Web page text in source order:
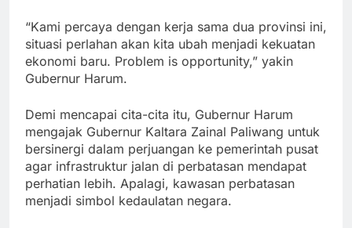
“Kami percaya dengan kerja sama dua provinsi ini,
situasi perlahan akan kita ubah menjadi kekuatan
ekonomi baru. Problem is opportunity,” yakin
Gubernur Harum.
Demi mencapai cita-cita itu, Gubernur Harum
mengajak Gubernur Kaltara Zainal Paliwang untuk
bersinergi dalam perjuangan ke pemerintah pusat
agar infrastruktur jalan di perbatasan mendapat
perhatian lebih. Apalagi, kawasan perbatasan
menjadi simbol kedaulatan negara.